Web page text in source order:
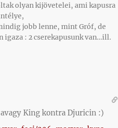
olyan kijövetelei, ami kapusra
jobb lenne, mint Gróf, de
igaza : 2 cserekapusunk van…ill.
King kontra Djuricin :)